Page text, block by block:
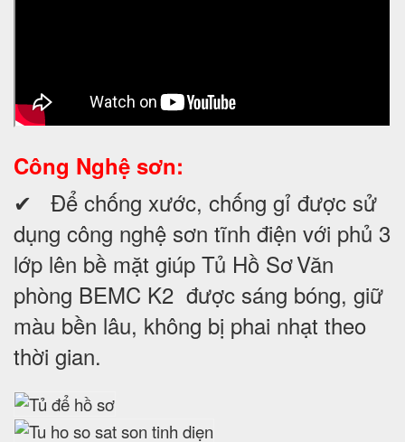
Công Nghệ sơn:
✔ Để chống xước, chống gỉ được sử
dụng công nghệ sơn tĩnh điện với phủ 3
lớp lên bề mặt giúp Tủ Hồ SơVăn
phòng BEMC K2 được sáng bóng, giữ
màu bền lâu, không bị phai nhạt theo
thời gian.